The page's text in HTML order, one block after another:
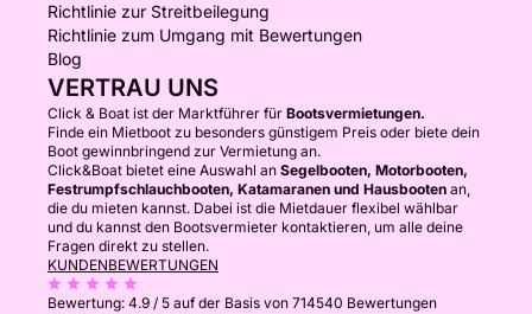
Richtlinie zur Streitbeilegung
Richtlinie zum Umgang mit Bewertungen
Blog
VERTRAU UNS
Click & Boat ist der Marktführer für Bootsvermietungen.
Finde ein Mietboot zu besonders günstigem Preis oder biete dein
Boot gewinnbringend zur Vermietung an.
Click&Boat bietet eine Auswahl an Segelbooten, Motorbooten,
Festrumpfschlauchbooten, Katamaranen und Hausbooten an,
die du mieten kannst. Dabei ist die Mietdauer flexibel wählbar
und du kannst den Bootsvermieter kontaktieren, um alle deine
Fragen direkt zu stellen.
KUNDENBEWERTUNGEN
Bewertung: 4.9 / 5 auf der Basis von 714540 Bewertungen